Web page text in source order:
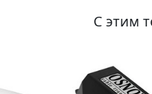
С этим